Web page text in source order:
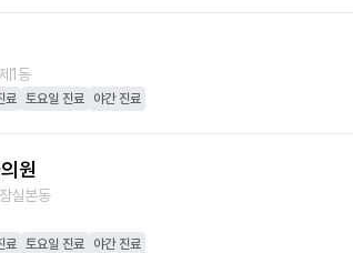
1동
료 토요일 진료 야간 진료
원
실본동
료 토요일 진료 야간 진료